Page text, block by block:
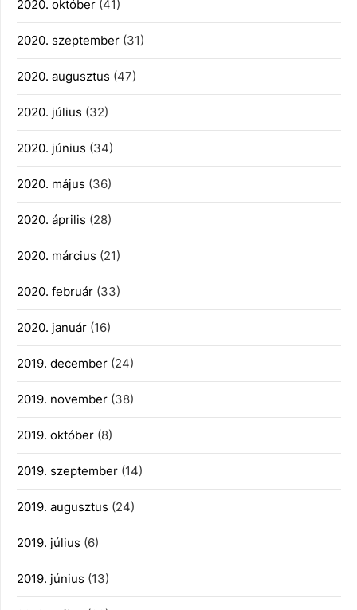
2020. október (41)
2020. szeptember (31)
2020. augusztus (47)
2020. július (32)
2020. június (34)
2020. május (36)
2020. április (28)
2020. március (21)
2020. február (33)
2020. január (16)
2019. december (24)
2019. november (38)
2019. október (8)
2019. szeptember (14)
2019. augusztus (24)
2019. július (6)
2019. június (13)